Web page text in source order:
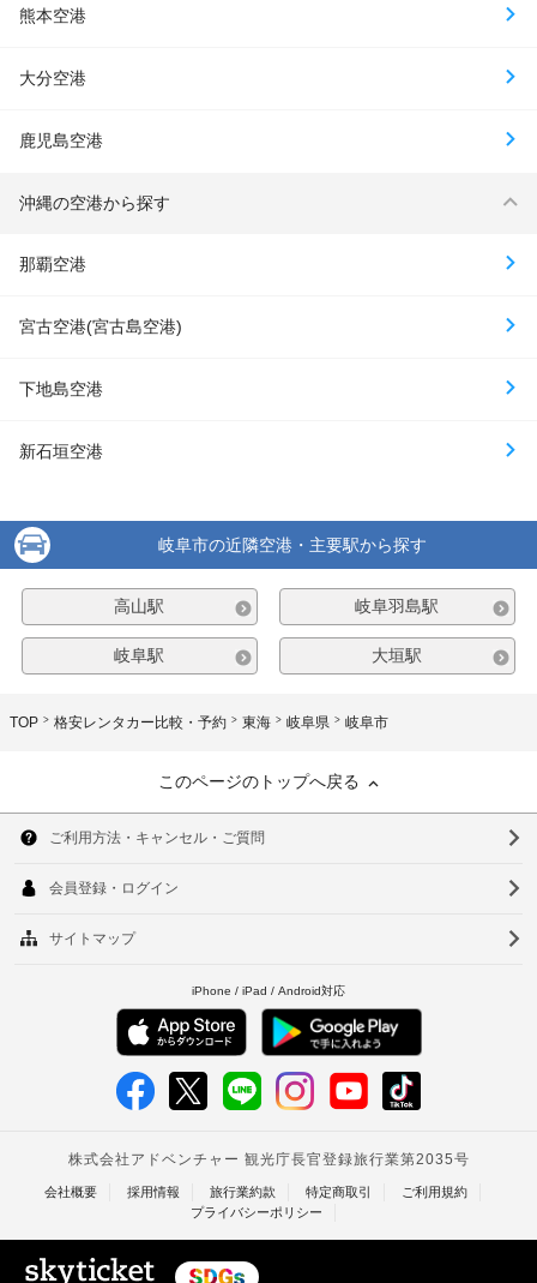
熊本空港
大分空港
鹿児島空港
沖縄の空港から探す
那覇空港
宮古空港(宮古島空港)
下地島空港
新石垣空港
岐阜市の近隣空港・主要駅から探す
高山駅 岐阜羽島駅
岐阜駅 大垣駅
TOP 格安レンタカー比較・予約 東海 岐阜県 岐阜市
このページのトップへ戻る